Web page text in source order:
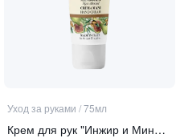
Уход за руками /75мл
Крем для рук "Инжир и Миндаль"